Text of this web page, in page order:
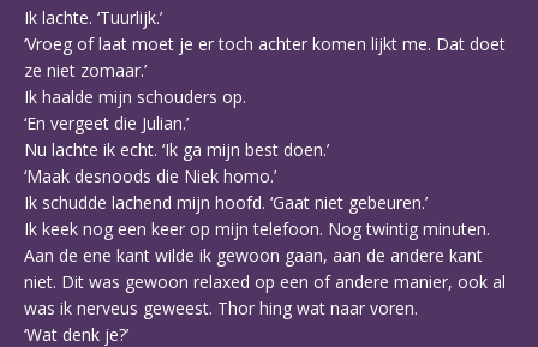
Ik lachte. ‘Tuurlijk.’
‘Vroeg of laat moet je er toch achter komen lijkt me. Dat doet
ze niet zomaar.’
Ik haalde mijn schouders op.
‘En vergeet die Julian.’
Nu lachte ik echt. ‘Ik ga mijn best doen.’
‘Maak desnoods die Niek homo.’
Ik schudde lachend mijn hoofd. ‘Gaat niet gebeuren.’
Ik keek nog een keer op mijn telefoon. Nog twintig minuten.
Aan de ene kant wilde ik gewoon gaan, aan de andere kant
niet. Dit was gewoon relaxed op een of andere manier, ook al
was ik nerveus geweest. Thor hing wat naar voren.
‘Wat denk je?’